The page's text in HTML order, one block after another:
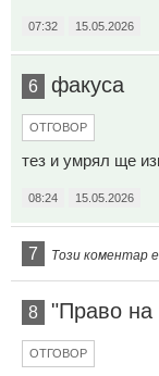
07:32 15.05.2026
6 факуса
ОТГОВОР
тез и умрял ще
08:24 15.05.2026
7 Този коментар
8 "Право на
ОТГОВОР